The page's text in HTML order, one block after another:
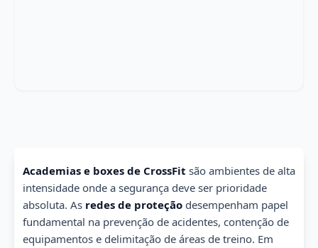
Academias e boxes de CrossFit são ambientes de alta
intensidade onde a segurança deve ser prioridade
absoluta. As redes de proteção desempenham papel
fundamental na prevenção de acidentes, contenção de
equipamentos e delimitação de áreas de treino. Em